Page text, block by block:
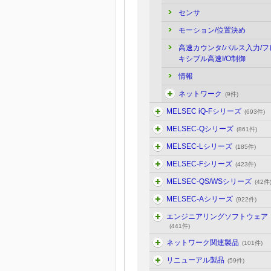
センサ
モーション/位置決め
高速カウンタ/パルス入力/フ
キシブル高速I/O制御
情報
ネットワーク (9件)
MELSEC iQ-Fシリーズ (693件)
MELSEC-Qシリーズ (861件)
MELSEC-Lシリーズ (185件)
MELSEC-Fシリーズ (423件)
MELSEC-QS/WSシリーズ (42件)
MELSEC-Aシリーズ (922件)
エンジニアリングソフトウェア
(441件)
ネットワーク関連製品 (101件)
リニューアル製品 (59件)